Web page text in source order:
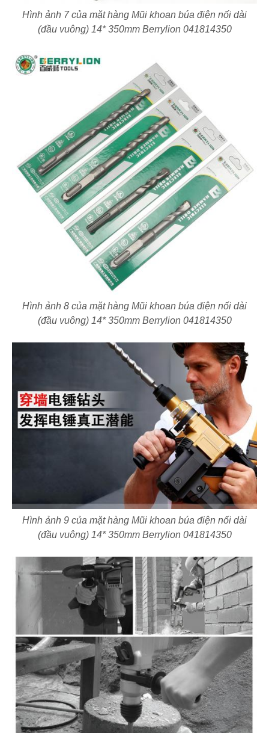
Hình ảnh 7 của mặt hàng Mũi khoan búa điện nối dài
(đầu vuông) 14* 350mm Berrylion 041814350
Hình ảnh 8 của mặt hàng Mũi khoan búa điện nối dài
(đầu vuông) 14* 350mm Berrylion 041814350
Hình ảnh 9 của mặt hàng Mũi khoan búa điện nối dài
(đầu vuông) 14* 350mm Berrylion 041814350